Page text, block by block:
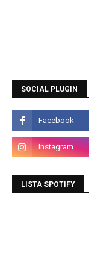
SOCIAL PLUGIN
LISTA SPOTIFY